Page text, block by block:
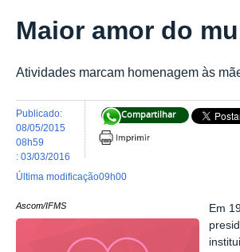
Maior amor do
Atividades marcam homenagem às
Compartilhar
publicado:
08/05/2015
08h59
última modificação
: 03/03/2016
09h00
Ascom/IFMS
Em